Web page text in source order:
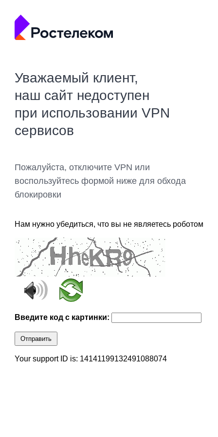
Уважаемый клиент,
наш сайт недоступен
при использовании VPN
сервисов
Пожалуйста, отключите VPN или
воспользуйтесь формой ниже для обхода
блокировки
Нам нужно убедиться, что вы не являетесь роботом
Введите код с картинки:
Отправить
Your support ID is: 14141199132491088074